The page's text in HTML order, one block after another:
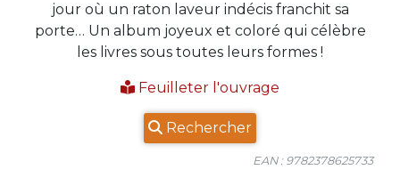
jour où un raton laveur indécis franchit sa
porte… Un album joyeux et coloré qui célèbre
les livres sous toutes leurs formes !
Feuilleter l'ouvrage
Rechercher
EAN : 9782378625733